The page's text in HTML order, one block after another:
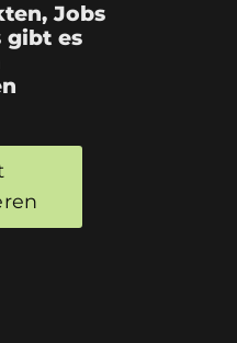
Jobs
gibt es